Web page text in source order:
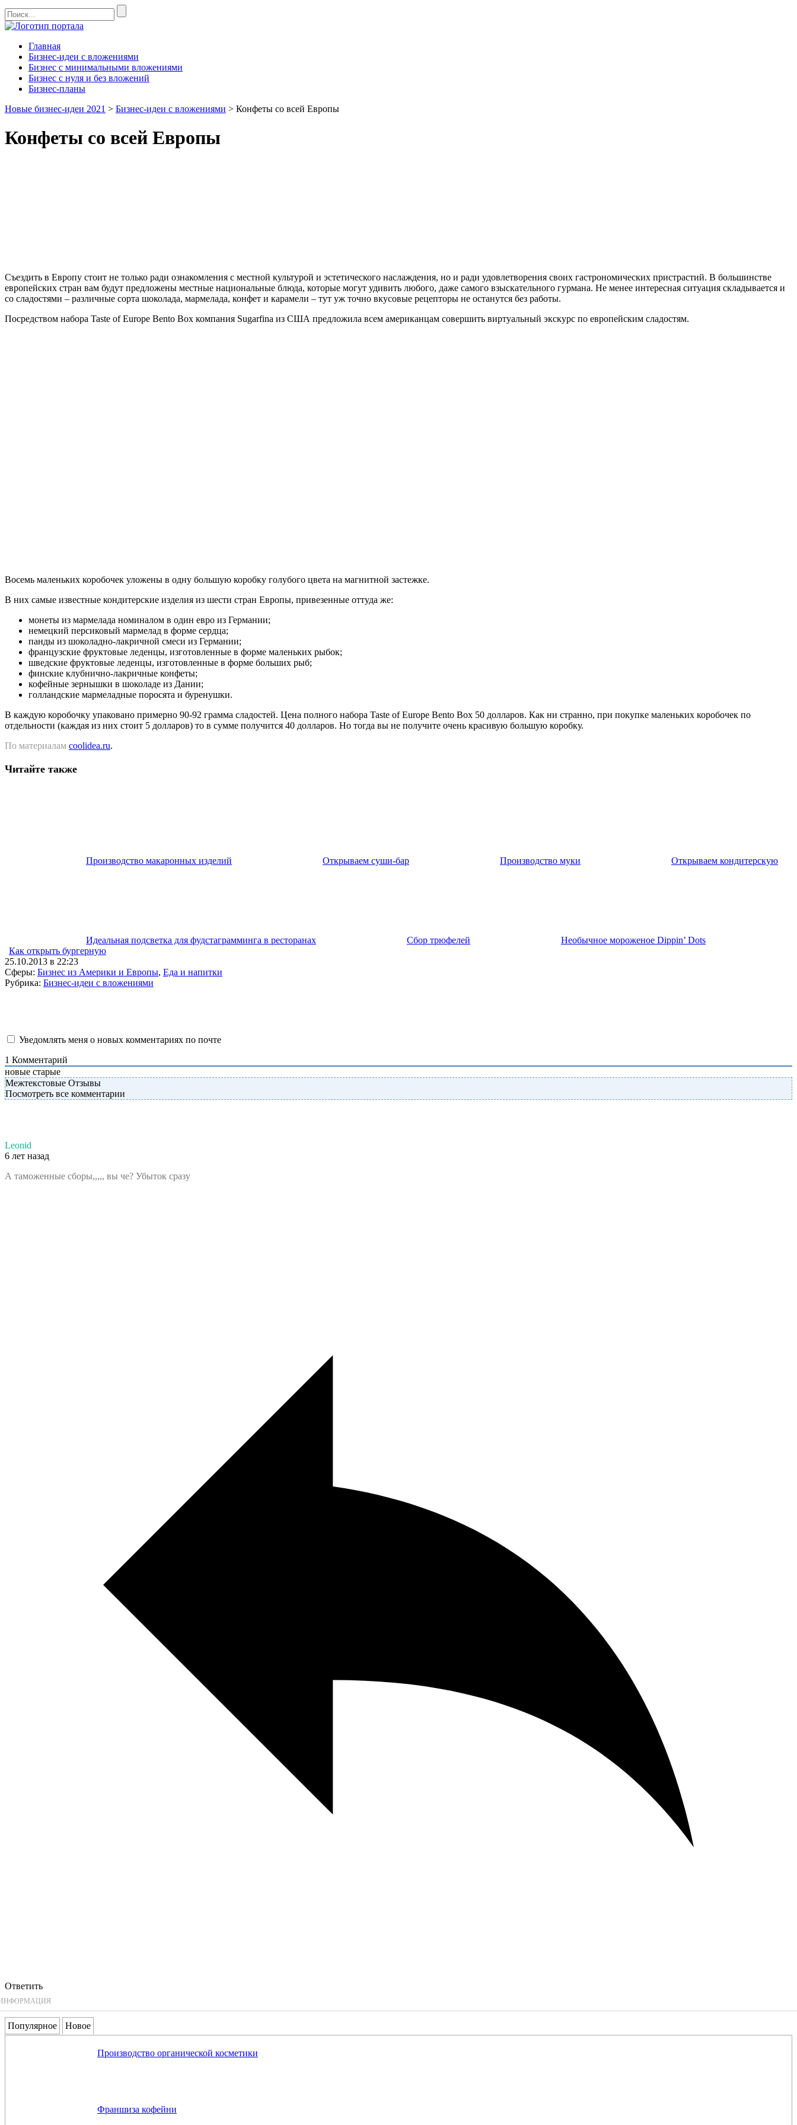
Главная
Бизнес-идеи с вложениями
Бизнес с минимальными вложениями
Бизнес с нуля и без вложений
Бизнес-планы
Новые бизнес-идеи 2021 > Бизнес-идеи с вложениями > Конфеты со всей Европы
Конфеты со всей Европы
Съездить в Европу стоит не только ради ознакомления с местной культурой и эстетического наслаждения, но и ради удовлетворения своих гастрономических пристрастий. В большинстве
европейских стран вам будут предложены местные национальные блюда, которые могут удивить любого, даже самого взыскательного гурмана. Не менее интересная ситуация складывается и
со сладостями – различные сорта шоколада, мармелада, конфет и карамели – тут уж точно вкусовые рецепторы не останутся без работы.
Посредством набора Taste of Europe Bento Box компания Sugarfina из США предложила всем американцам совершить виртуальный экскурс по европейским сладостям.
Восемь маленьких коробочек уложены в одну большую коробку голубого цвета на магнитной застежке.
В них самые известные кондитерские изделия из шести стран Европы, привезенные оттуда же:
монеты из мармелада номиналом в один евро из Германии;
немецкий персиковый мармелад в форме сердца;
панды из шоколадно-лакричной смеси из Германии;
французские фруктовые леденцы, изготовленные в форме маленьких рыбок;
шведские фруктовые леденцы, изготовленные в форме больших рыб;
финские клубнично-лакричные конфеты;
кофейные зернышки в шоколаде из Дании;
голландские мармеладные поросята и буренушки.
В каждую коробочку упаковано примерно 90-92 грамма сладостей. Цена полного набора Taste of Europe Bento Box 50 долларов. Как ни странно, при покупке маленьких коробочек по
отдельности (каждая из них стоит 5 долларов) то в сумме получится 40 долларов. Но тогда вы не получите очень красивую большую коробку.
По материалам coolidea.ru.
Читайте также
Производство макаронных изделий Открываем суши-бар Производство муки Открываем кондитерскую
Идеальная подсветка для фудстаграмминга в ресторанах Сбор трюфелей
Необычное мороженое Dippin’ Dots
Как открыть бургерную
25.10.2013 в 22:23
Сферы: Бизнес из Америки и Европы, Еда и напитки
Рубрика: Бизнес-идеи с вложениями
Уведомлять меня о новых комментариях по почте
1 Комментарий
новые старые
Межтекстовые Отзывы
Посмотреть все комментарии
Leonid
6 лет назад
А таможенные сборы,,,,, вы че? Убыток сразу
Ответить
Популярное Новое
Производство органической косметики
Франшиза кофейни